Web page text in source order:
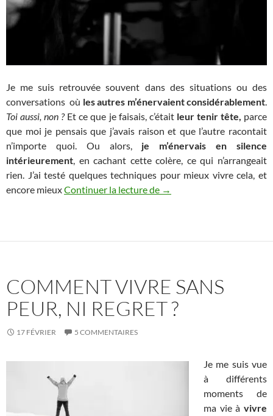
Je me suis retrouvée souvent dans des situations ou des
conversations où les autres m’énervaient considérablement.
Toi aussi, non ?Et ce que je faisais, c’étaitleur tenir tête, parce
que moi je pensais que j’avais raison et que l’autre racontait
n’importe quoi. Ou alors, je m’énervais en silence
intérieurement, en cachant cette colère, ce qui n’arrangeait
rien. J’ai testé quelques techniques pour mieux vivre cela, et
encore mieuxContinuer la lecture de Que faire quand les autres
→
COMMENT VIVRE SANS
PEUR, NI REGRET ?
17 FÉVRIER 5 COMMENTAIRES
Je me suis vue
à différents
moments de
ma vie à vivre